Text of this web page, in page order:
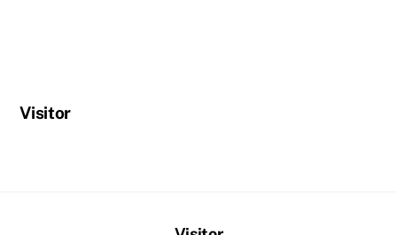
Visitor